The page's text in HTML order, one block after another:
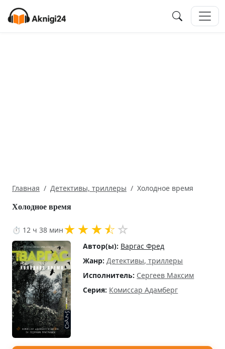
Главная Детективы, триллеры Холодное время
Холодное время
⏱ 12 ч 38 мин★★★⯪ ☆
Автор(ы): Варгас Фред
Жанр: Детективы, триллеры
Исполнитель: Сергеев Максим
Серия: Комиссар Адамберг